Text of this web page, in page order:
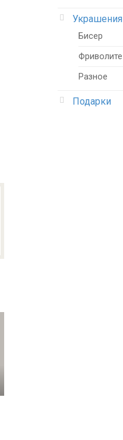
Украшения
Бисер
Фриволите
Разное
Подарки